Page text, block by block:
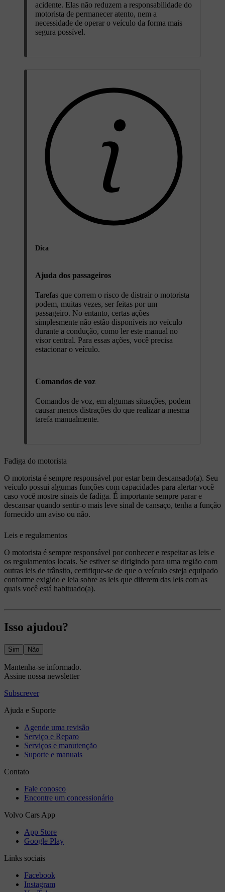
acidente. Elas não reduzem a responsabilidade do
motorista de permanecer atento, nem a
necessidade de operar o veículo da forma mais
segura possível.
Dica
Ajuda dos passageiros
Tarefas que correm o risco de distrair o motorista
podem, muitas vezes, ser feitas por um
passageiro. No entanto, certas ações
simplesmente não estão disponíveis no veículo
durante a condução, como ler este manual no
visor central. Para essas ações, você precisa
estacionar o veículo.
Comandos de voz
Comandos de voz, em algumas situações, podem
causar menos distrações do que realizar a mesma
tarefa manualmente.
Fadiga do motorista
O motorista é sempre responsável por estar bem descansado(a). Seu
veículo possui algumas funções com capacidades para alertar você
caso você mostre sinais de fadiga. É importante sempre parar e
descansar quando sentir-o mais leve sinal de cansaço, tenha a função
fornecido um aviso ou não.
Leis e regulamentos
O motorista é sempre responsável por conhecer e respeitar as leis e
os regulamentos locais. Se estiver se dirigindo para uma região com
outras leis de trânsito, certifique-se de que o veículo esteja equipado
conforme exigido e leia sobre as leis que diferem das leis com as
quais você está habituado(a).
Isso ajudou?
Sim Não